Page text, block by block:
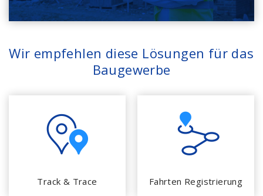
Wir empfehlen diese Lösungen für das
Baugewerbe
Track & Trace Fahrten Registrierung